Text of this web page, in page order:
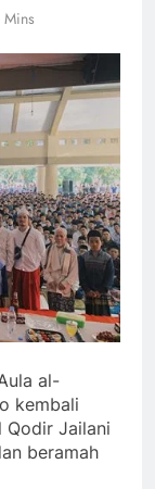
Mins
al-
kembali
Qodir Jailani
beramah